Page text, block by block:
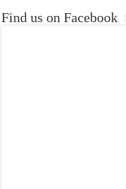
Find us on Facebook